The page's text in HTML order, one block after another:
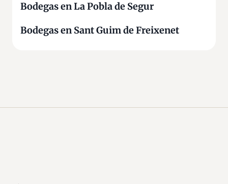
Bodegas en La Pobla de Segur
Bodegas en Sant Guim de Freixenet